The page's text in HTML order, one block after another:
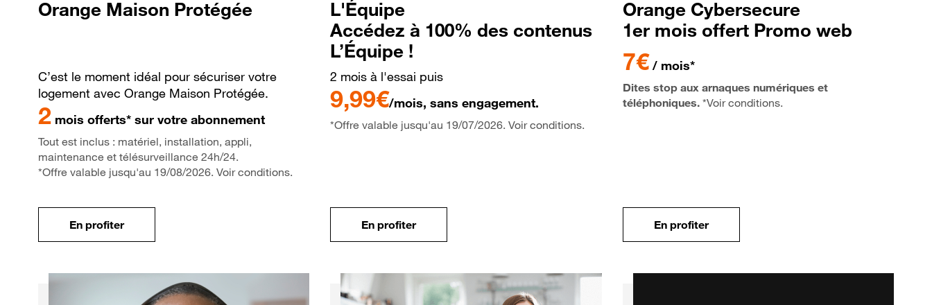
Orange Maison Protégée
C’est le moment idéal pour sécuriser votre
logement avec Orange Maison Protégée.
2 mois offerts* sur votre abonnement
Tout est inclus : matériel, installation, appli,
maintenance et télésurveillance 24h/24.
*Offre valable jusqu'au 19/08/2026. Voir conditions.
En profiter
L'Équipe
Accédez à 100% des contenus
L’Équipe !
2 mois à l'essai puis
9,99€/mois, sans engagement.
*Offre valable jusqu'au 19/07/2026. Voir conditions.
En profiter
Orange Cybersecure
1er mois offert Promo web
7€/ mois*
Dites stop aux arnaques numériques et
téléphoniques.*Voir conditions.
En profiter